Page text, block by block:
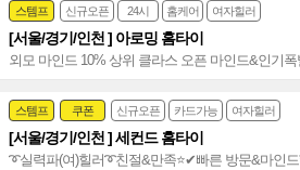
스템프 신규오픈 24시 홈케어 여자힐러
[서울/경기/인천 ] 아로밍 홈타이
외모 마인드 10% 상위 클라스 오픈 마인드&인기
스 인기~♥
스템프 쿠폰 신규오픈 카드가능 여자힐러
[서울/경기/인천 ] 세컨드 홈타이
➰실력파(여)힐러➰친절&만족⭐️✔빠른 방문&마인